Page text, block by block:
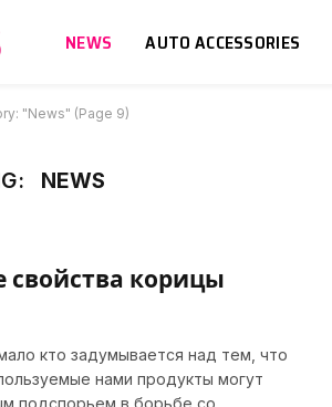
NEWS AUTO ACCESSORIES
"News" (Page 9)
NEWS
свойства корицы
кто задумывается над тем, что
нами продукты могут
подспорьем в борьбе со